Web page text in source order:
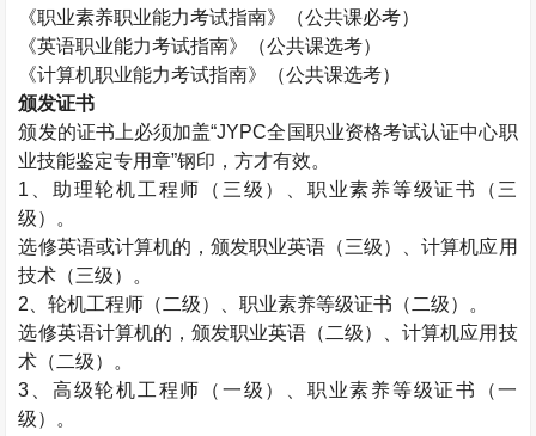
《职业素养职业能力考试指南》（公共课必考）
《英语职业能力考试指南》（公共课选考）
《计算机职业能力考试指南》（公共课选考）
颁发证书
颁发的证书上必须加盖“JYPC全国职业资格考试认证中心职
业技能鉴定专用章”钢印，方才有效。
1 、助理轮机工程师（三级）、职业素养等级证书（三
级）。
选修英语或计算机的，颁发职业英语（三级）、计算机应用
技术（三级）。
2 、轮机工程师（二级）、职业素养等级证书（二级）。
选修英语计算机的，颁发职业英语（二级）、计算机应用技
术（二级）。
3 、高级轮机工程师（一级）、职业素养等级证书（一
级）。